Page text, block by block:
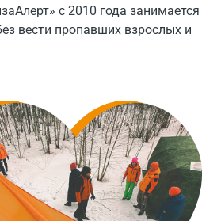
с 2010 года занимается
вести пропавших взрослых и